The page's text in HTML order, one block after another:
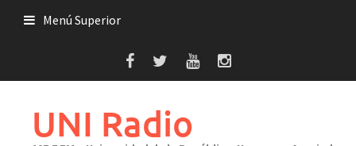
Menú Superior
UNI Radio